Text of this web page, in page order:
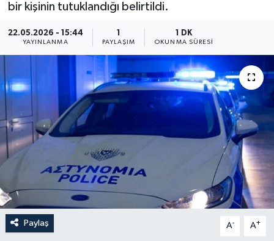
bir kişinin tutuklandığı belirtildi.
22.05.2026 - 15:44
YAYINLANMA
1
PAYLAŞIM
1 DK
OKUNMA SÜRESI
Paylaş A- A+